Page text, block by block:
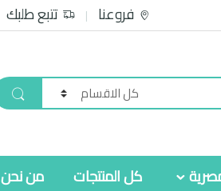
فروعنا تتبع طلبك
كل المنتجات من نحن